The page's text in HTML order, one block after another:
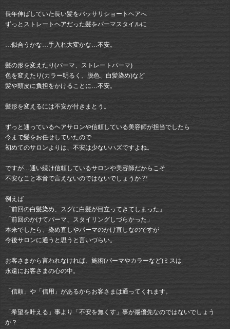
長年伸ばしていた長い髪をバッサリショートヘアへ
ずっとストレートヘアだった髪をパーマスタイルに
…似合うかな…手入れ大変かな…不安。
髪の形を変えたり(パーマ、ストレートパーマ)
色を変えたり(カラー明るく、脱色、白髪染め)など
髪や頭皮に負担をかけることに…不安。
髪形を変えるには不安が付きまとう。
ずっと通っているヘアサロンや信頼している美容師が担当でしたら
今まで髪をお任せしていたので
初めてのサロンよりは、不安は少ないハズですよね。
ですが…通い続け信頼しているサロンや美容師だからこそ
不安なこと本音で言えないのではないでしょうか ??
例えば
「前回の白髪染め、スグに白髪が目立ってきてしまった」
「前回のかけてパーマ、スタイリングしづらかった」
本来でしたら、染め直しやパーマのかけ直しなのですが
今後サロンに通うと思うと言いづらい。
お客さまから言われなければ、施術(パーマやカラーなど)ミスは
永遠にお客さまの心の中。
「信頼」や「信用」があるからお客さまは通ってくれます。
「希望を叶える」事より「不安を無くす」事が最優先なのではないでしょう
か？